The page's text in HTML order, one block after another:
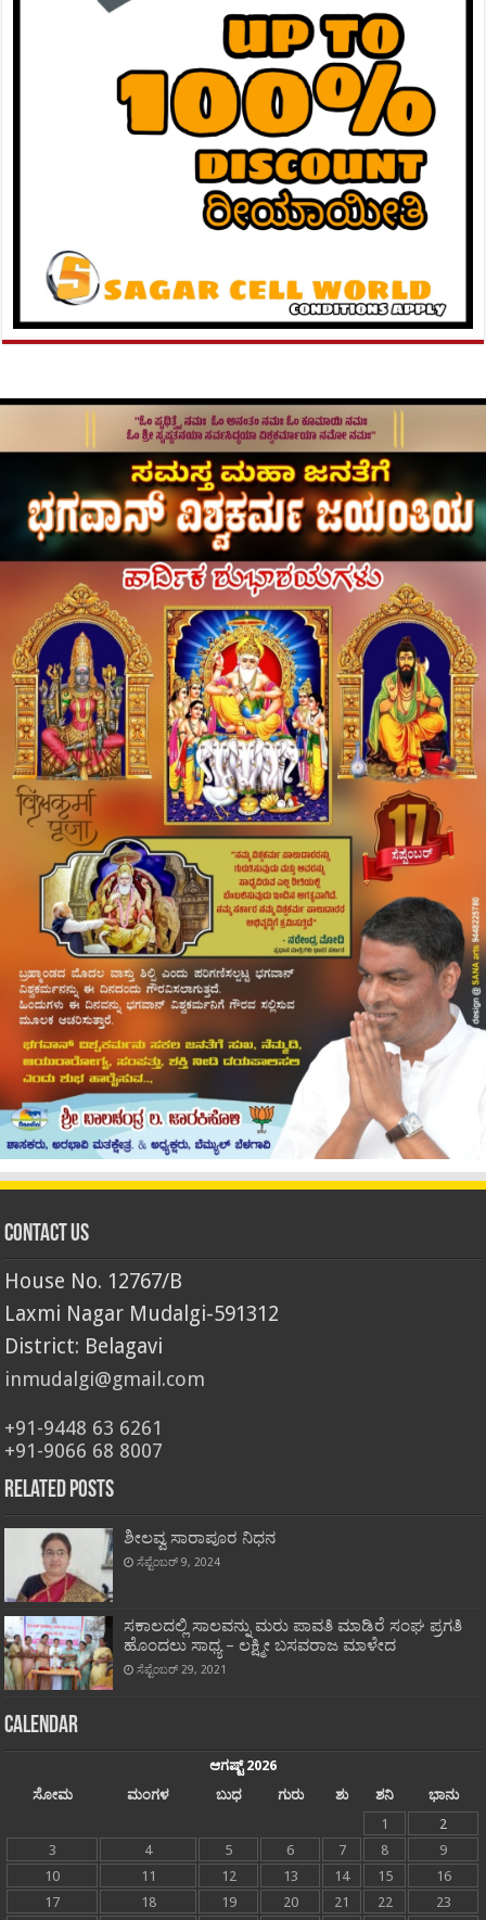
Contact Us
House No. 12767/B
Laxmi Nagar Mudalgi-591312
District: Belagavi
inmudalgi@gmail.com
+91-9448 63 6261
+91-9066 68 8007
Related Posts
ಶೀಲವ್ವ ಸಾರಾಪೂರ ನಿಧನ
ಸೆಪ್ಟೆಂಬರ್ 9, 2024
ಸಕಾಲದಲ್ಲಿ ಸಾಲವನ್ನು ಮರು ಪಾವತಿ ಮಾಡಿರೆ ಸಂಘ ಪ್ರಗತಿ
ಹೊಂದಲು ಸಾಧ್ಯ – ಲಕ್ಷ್ಮೀ ಬಸವರಾಜ ಮಾಳೇದ
ಸೆಪ್ಟೆಂಬರ್ 29, 2021
Calendar
ಆಗಷ್ಟ್ 2026
ಸೋಮ
ಮಂಗಳ ಬುಧ ಗುರು ಶು ಶನಿ
ಭಾನು
1
2
3
4 5 6 7 8
9
10
11 12 13 14 15
16
17
18 19 20 21 22 23